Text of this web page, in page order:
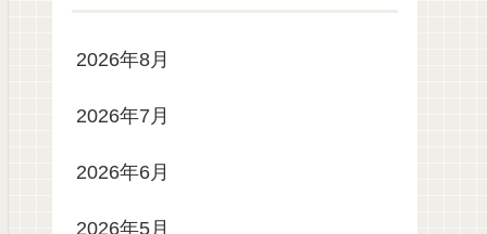
2026年8月
2026年7月
2026年6月
2026年5月